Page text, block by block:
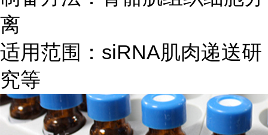
离
适用范围：siRNA肌肉递送研
究等